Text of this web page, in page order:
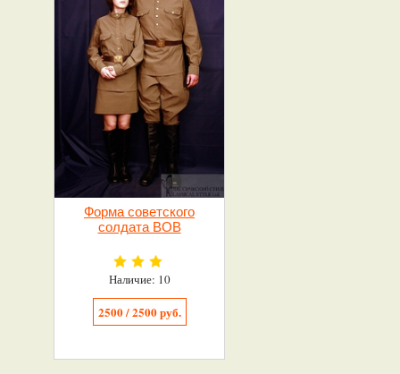
Форма советского
солдата ВОВ
Наличие: 10
2500 / 2500 руб.